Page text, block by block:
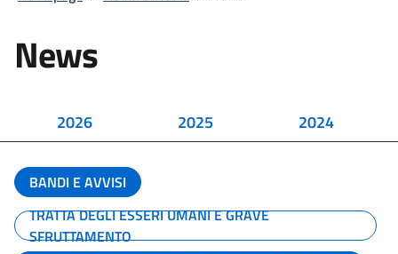
News
2026 2025 2024
BANDI E AVVISI
TRATTA DEGLI ESSERI UMANI E GRAVE
SFRUTTAMENTO